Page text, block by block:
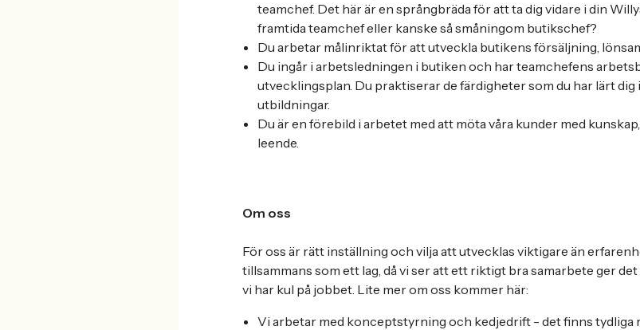
teamchef. Det här är en språngbräda för att ta dig vidare i din
framtida teamchef eller kanske så småningom butikschef?
Du arbetar målinriktat för att utveckla butikens försäljning,
Du ingår i arbetsledningen i butiken och har teamchefens
utvecklingsplan. Du praktiserar de färdigheter som du har lärt
utbildningar.
Du är en förebild i arbetet med att möta våra kunder med
leende.
Om oss
För oss är rätt inställning och vilja att utvecklas viktigare än
tillsammans som ett lag, då vi ser att ett riktigt bra samarbete ger
vi har kul på jobbet. Lite mer om oss kommer här:
Vi arbetar med konceptstyrning och kedjedrift - det finns